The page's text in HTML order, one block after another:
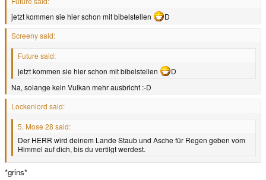
jetzt kommen sie hier schon mit bibelstellen
D
Screeny said:
Future said:
jetzt kommen sie hier schon mit bibelstellen
D
Na, solange kein Vulkan mehr ausbricht :-D
Lockenlord said:
5. Mose 28 said:
Der HERR wird deinem Lande Staub und Asche für Regen geben vom
Himmel auf dich, bis du vertilgt werdest.
*grins*